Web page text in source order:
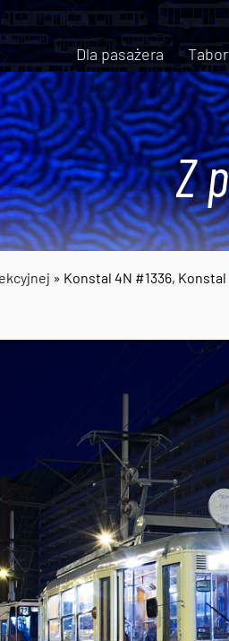
Dla pasażera Tabor
Z
» Konstal 4N #1336,